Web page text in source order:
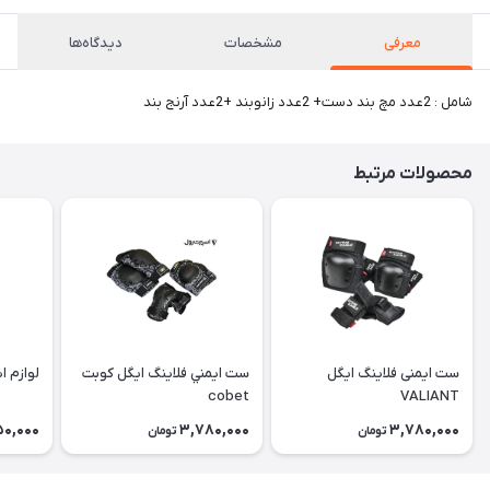
معرفی مشخصات دیدگاه‌ها
شامل : 2عدد مچ بند دست+ 2عدد زانوبند +2عدد آرنج بند
محصولات مرتبط
ست ایمنی فلاینگ ایگل
VALIANT
3,780,000 تومان
ست ايمني فلاينگ ايگل كوبت
cobet
3,780,000 تومان
لوازم